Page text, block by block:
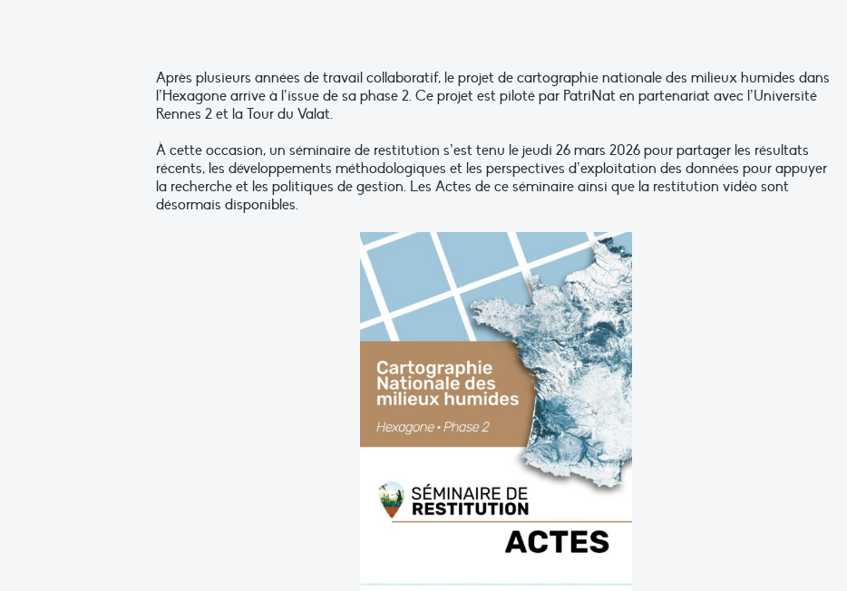
Après plusieurs années de travail collaboratif, le projet de cartographie nationale des milieux humides dans
l’Hexagone arrive à l’issue de sa phase 2. Ce projet est piloté par PatriNat en partenariat avec l’Université
Rennes 2 et la Tour du Valat.
À cette occasion, un séminaire de restitution s’est tenu le jeudi 26 mars 2026 pour partager les résultats
récents, les développements méthodologiques et les perspectives d’exploitation des données pour appuyer
la recherche et les politiques de gestion. Les Actes de ce séminaire ainsi que la restitution vidéo sont
désormais disponibles.